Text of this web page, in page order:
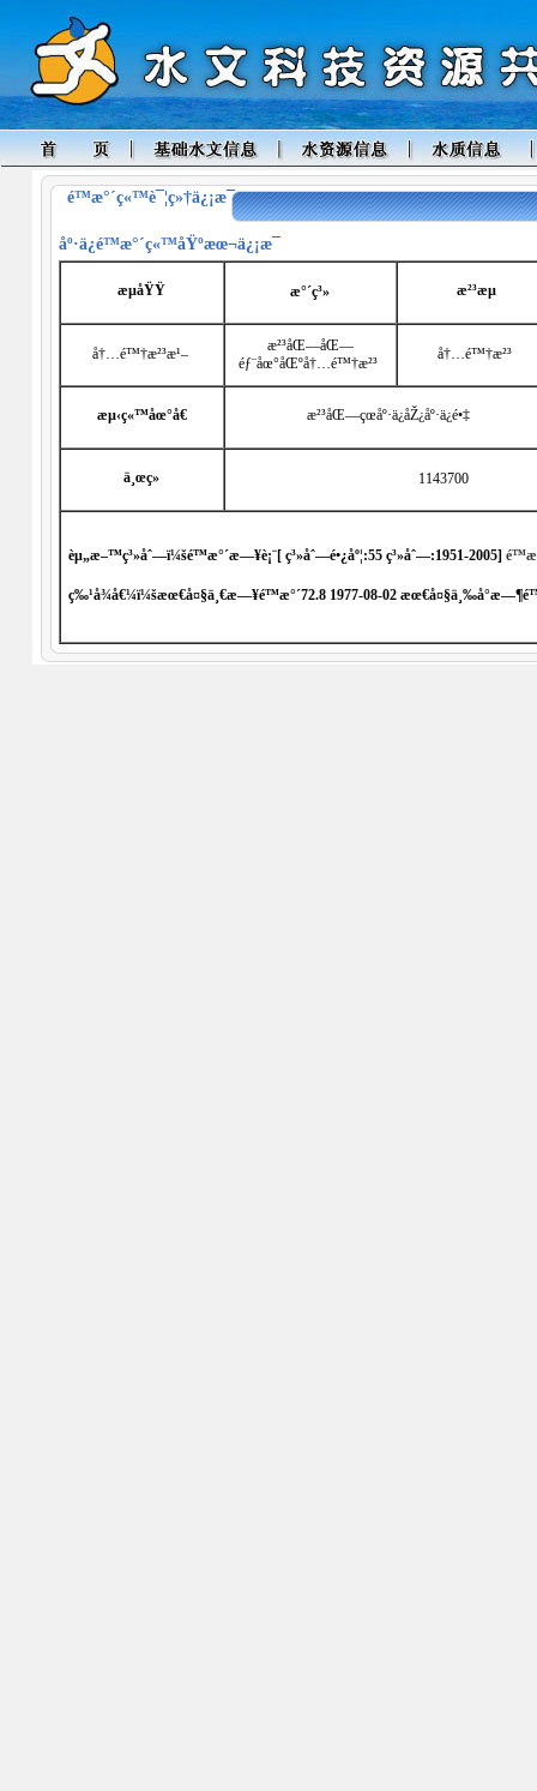
é™æ°´ç«™è¯¦ç»†ä¿¡æ¯
åº·ä¿é™æ°´ç«™åŸºæœ¬ä¿¡æ¯
æµåŸŸ æ°´ç³» æ²³æµ
å†…é™†æ²³æ¹–
æ²³åŒ—åŒ—
éƒ¨åœ°åŒºå†…é™†æ²³
å†…é™†æ²³
æµ‹ç«™åœ°å€ æ²³åŒ—çœåº·ä¿åŽ¿åº·ä¿é•‡
ä¸œç» 1143700
èµ„æ–™ç³»åˆ—ï¼šé™æ°´æ—¥è¡¨[ç³»åˆ—é•¿åº¦:55 ç³»åˆ—:1951-2005]
ç‰¹å¾å€¼ï¼šæœ€å¤§ä¸€æ—¥é™æ°´72.8 1977-08-02